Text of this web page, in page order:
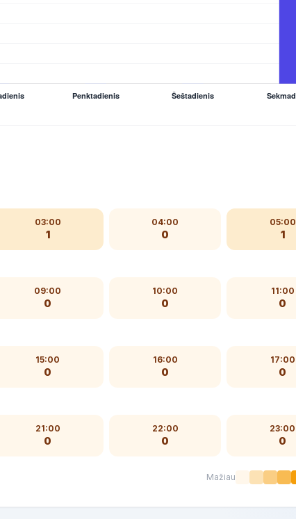
03:00
1
04:00
0
05:00
1
09:00
0
10:00
0
11:00
0
15:00
0
16:00
0
17:00
0
21:00
0
22:00
0
23:00
0
Mažiau